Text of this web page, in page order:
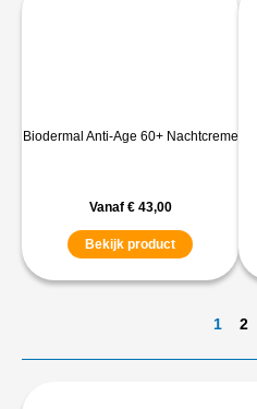
Biodermal Anti-Age 60+ Nachtcreme
Vanaf €43,00
Bekijk product
1 2